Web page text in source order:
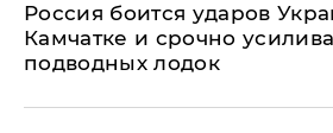
Россия боится ударов
Камчатке и срочно
подводных лодок